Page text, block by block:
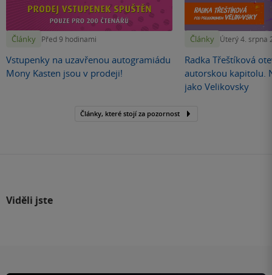
Články Před 9 hodinami
Vstupenky na uzavřenou autogramiádu
Mony Kasten jsou v prodeji!
Články Úterý 4. srpna
Radka Třeštíková
autorskou kapitolu.
jako Velikovsky
Články, které stojí za pozornost
Viděli jste